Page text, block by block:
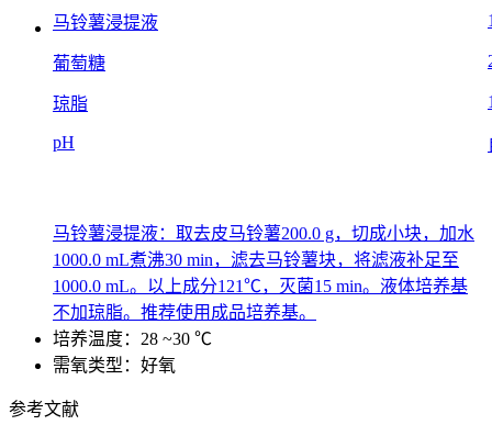
马铃薯浸提液
葡萄糖
琼脂
pH
马铃薯浸提液：取去皮马铃薯200.0 g，切成小块，加水
1000.0 mL煮沸30 min，滤去马铃薯块，将滤液补足至
1000.0 mL。以上成分121℃，灭菌15 min。液体培养基
不加琼脂。推荐使用成品培养基。
培养温度：28 ~30 ℃
需氧类型：好氧
参考文献